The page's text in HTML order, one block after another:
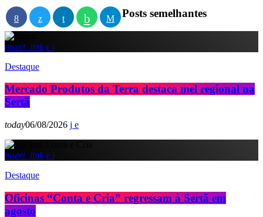
Posts semelhantes
insert_link
Destaque
Mercado Produtos da Terra destaca mel regional na
Sertã
today06/08/2026
insert_link
Destaque
Oficinas “Conta e Cria” regressam à Sertã em
agosto